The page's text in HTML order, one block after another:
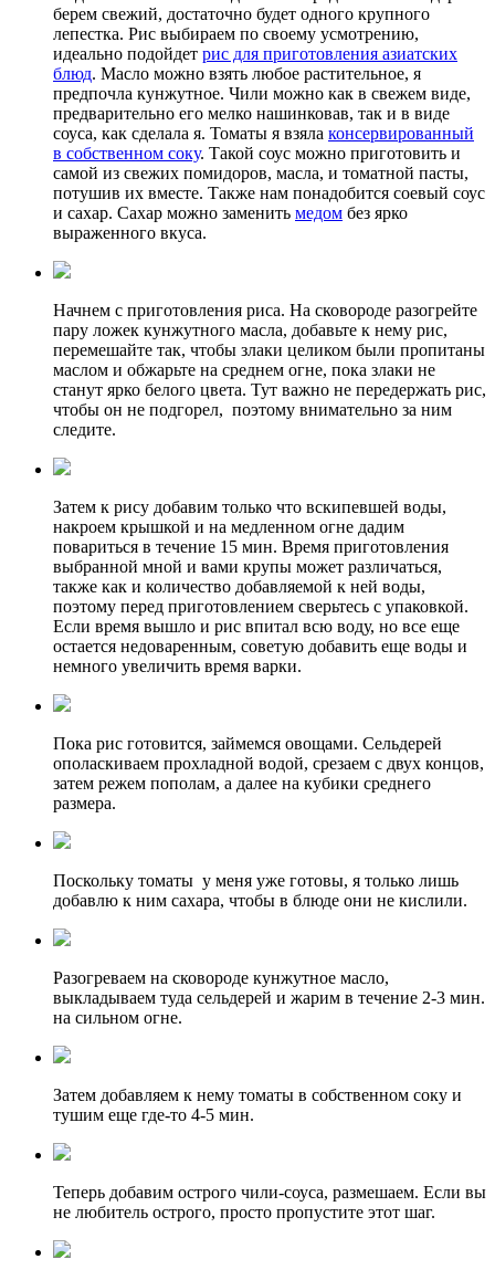
берем свежий, достаточно будет одного крупного
лепестка. Рис выбираем по своему усмотрению,
идеально подойдет рис для приготовления азиатских
блюд. Масло можно взять любое растительное, я
предпочла кунжутное. Чили можно как в свежем виде,
предварительно его мелко нашинковав, так и в виде
соуса, как сделала я. Томаты я взяла консервированный
в собственном соку. Такой соус можно приготовить и
самой из свежих помидоров, масла, и томатной пасты,
потушив их вместе. Также нам понадобится соевый соус
и сахар. Сахар можно заменить медом без ярко
выраженного вкуса.
Начнем с приготовления риса. На сковороде разогрейте
пару ложек кунжутного масла, добавьте к нему рис,
перемешайте так, чтобы злаки целиком были пропитаны
маслом и обжарьте на среднем огне, пока злаки не
станут ярко белого цвета. Тут важно не передержать рис,
чтобы он не подгорел, поэтому внимательно за ним
следите.
Затем к рису добавим только что вскипевшей воды,
накроем крышкой и на медленном огне дадим
повариться в течение 15 мин. Время приготовления
выбранной мной и вами крупы может различаться,
также как и количество добавляемой к ней воды,
поэтому перед приготовлением сверьтесь с упаковкой.
Если время вышло и рис впитал всю воду, но все еще
остается недоваренным, советую добавить еще воды и
немного увеличить время варки.
Пока рис готовится, займемся овощами. Сельдерей
ополаскиваем прохладной водой, срезаем с двух концов,
затем режем пополам, а далее на кубики среднего
размера.
Поскольку томаты у меня уже готовы, я только лишь
добавлю к ним сахара, чтобы в блюде они не кислили.
Разогреваем на сковороде кунжутное масло,
выкладываем туда сельдерей и жарим в течение 2-3 мин.
на сильном огне.
Затем добавляем к нему томаты в собственном соку и
тушим еще где-то 4-5 мин.
Теперь добавим острого чили-соуса, размешаем. Если вы
не любитель острого, просто пропустите этот шаг.